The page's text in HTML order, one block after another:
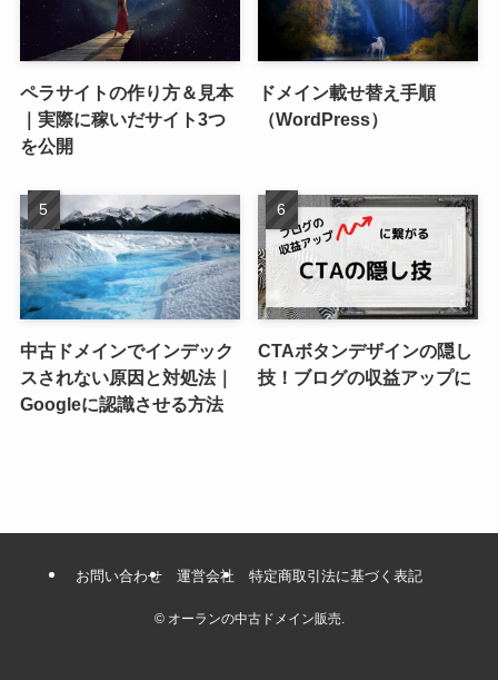
ペラサイトの作り方＆見本
｜実際に稼いだサイト3つ
を公開
ドメイン載せ替え手順
（WordPress）
中古ドメインでインデック
スされない原因と対処法｜
Googleに認識させる方法
CTAボタンデザインの隠し
技！ブログの収益アップに
お問い合わせ 運営会社 特定商取引法に基づく表記
©オーランの中古ドメイン販売.